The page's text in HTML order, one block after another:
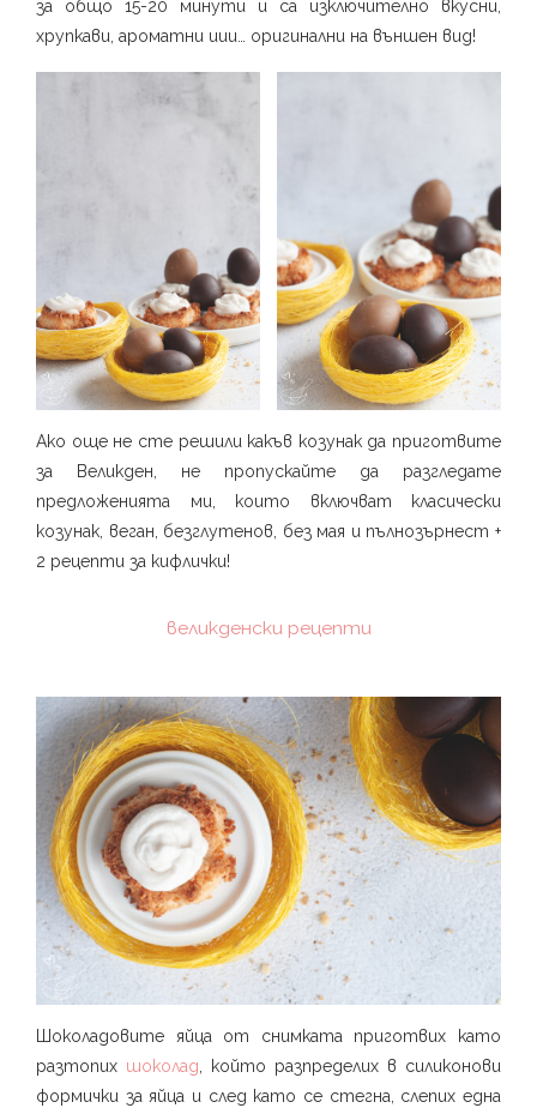
за общо 15-20 минути и са изключително вкусни,
хрупкави, ароматни иии… оригинални на външен вид!
Ако още не сте решили какъв козунак да приготвите
за Великден, не пропускайте да разгледате
предложенията ми, които включват класически
козунак, веган, безглутенов, без мая и пълнозърнест +
2 рецепти за кифлички!
великденски рецепти
Шоколадовите яйца от снимката приготвих като
разтопих шоколад , който разпределих в силиконови
формички за яйца и след като се стегна, слепих една